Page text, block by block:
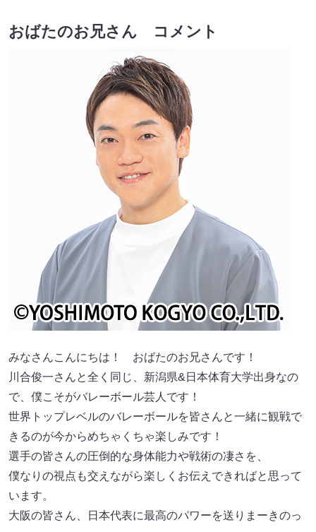
おばたのお兄さん コメント
みなさんこんにちは！ おばたのお兄さんです！
川合俊一さんと全く同じ、新潟県&日本体育大学出身なの
で、僕こそがバレーボール芸人です！
世界トップレベルのバレーボールを皆さんと一緒に観戦で
きるのが今からめちゃくちゃ楽しみです！
選手の皆さんの圧倒的な身体能力や戦術の凄さを、
僕なりの視点も交えながら楽しくお伝えできればと思って
います。
大阪の皆さん、日本代表に最高のパワーを送りまーきのっ